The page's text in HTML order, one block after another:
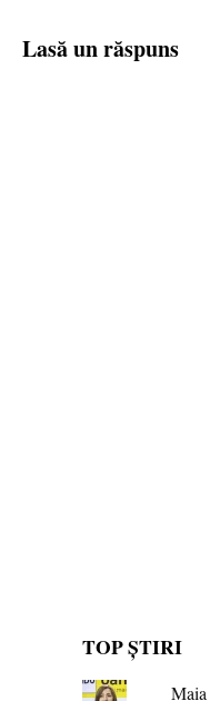
Lasă un răspuns
TOP ȘTIRI
Maia